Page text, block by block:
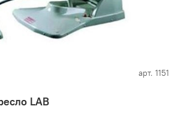
арт. 1151
LAB